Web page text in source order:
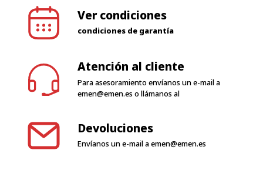
Ver condiciones
condiciones de garantía
Atención al cliente
Para asesoramiento envíanos un e-mail a
emen@emen.es o llámanos al
Devoluciones
Envíanos un e-mail aemen@emen.es